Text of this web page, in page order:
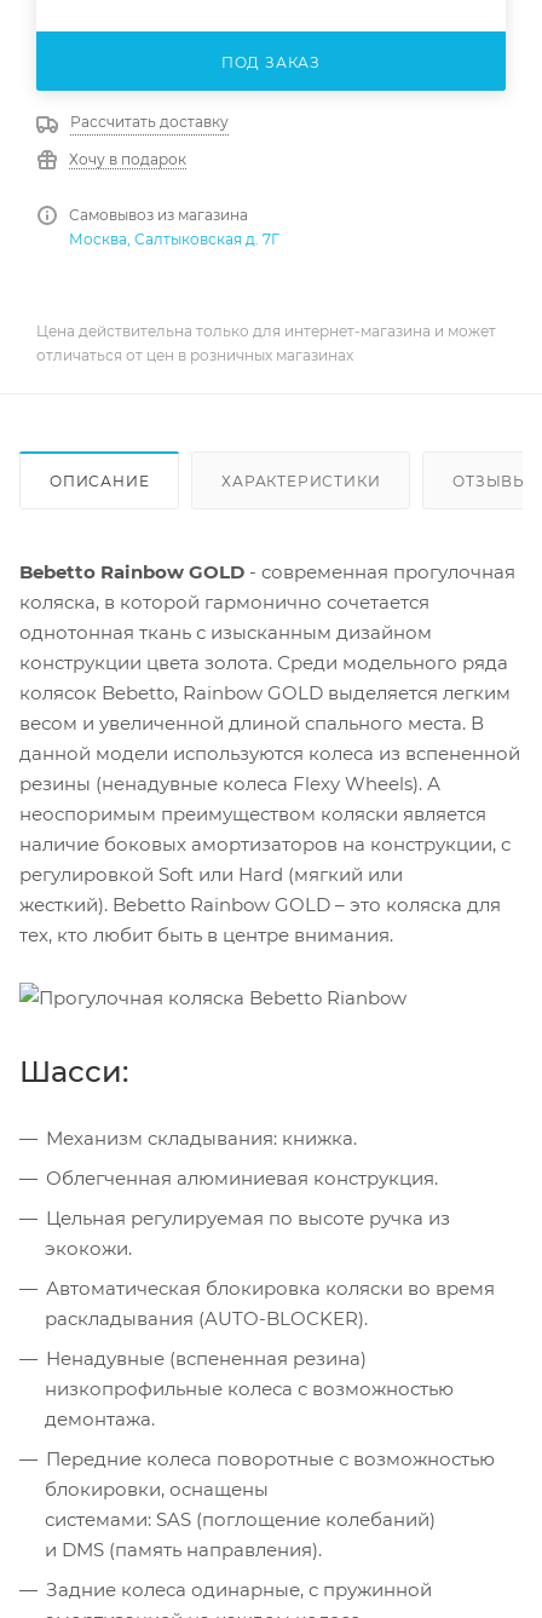
ПОД ЗАКАЗ
Рассчитать доставку
Хочу в подарок
Самовывоз из магазина
Москва, Салтыковская д. 7Г
Цена действительна только для интернет-магазина и может
отличаться от цен в розничных магазинах
ОПИСАНИЕ ХАРАКТЕРИСТИКИ ОТЗЫВЫ
Bebetto Rainbow GOLD - современная прогулочная
коляска, в которой гармонично сочетается
однотонная ткань с изысканным дизайном
конструкции цвета золота. Среди модельного ряда
колясок Bebetto, Rainbow GOLD выделяется легким
весом и увеличенной длиной спального места. В
данной модели используются колеса из вспененной
резины (ненадувные колеса Flexy Wheels). А
неоспоримым преимуществом коляски является
наличие боковых амортизаторов на конструкции, с
регулировкой Soft или Hard (мягкий или
жесткий). Bebetto Rainbow GOLD – это коляска для
тех, кто любит быть в центре внимания.
Шасси:
Механизм складывания: книжка.
Облегченная алюминиевая конструкция.
Цельная регулируемая по высоте ручка из
экокожи.
Автоматическая блокировка коляски во время
раскладывания (AUTO-BLOCKER).
Ненадувные (вспененная резина)
низкопрофильные колеса с возможностью
демонтажа.
Передние колеса поворотные с возможностью
блокировки, оснащены
системами: SAS (поглощение колебаний)
и DMS (память направления).
Задние колеса одинарные, с пружинной